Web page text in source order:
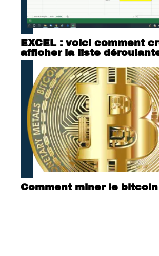
EXCEL : voici comment
afficher la liste
Comment miner le